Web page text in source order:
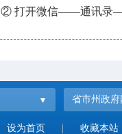
② 打开微信——通讯录
省市州政府
设为首页 收藏本站